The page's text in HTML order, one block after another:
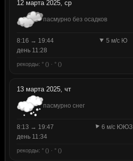
12 марта 2025, ср
пасмурно без осадков
8:16 → 19:44
5 м/с Ю
день 11:28
рекорды: ° () · ° ()
13 марта 2025, чт
пасмурно снег
8:13 → 19:47
6 м/с ЮЮЗ
день 11:34
рекорды: ° () · ° ()